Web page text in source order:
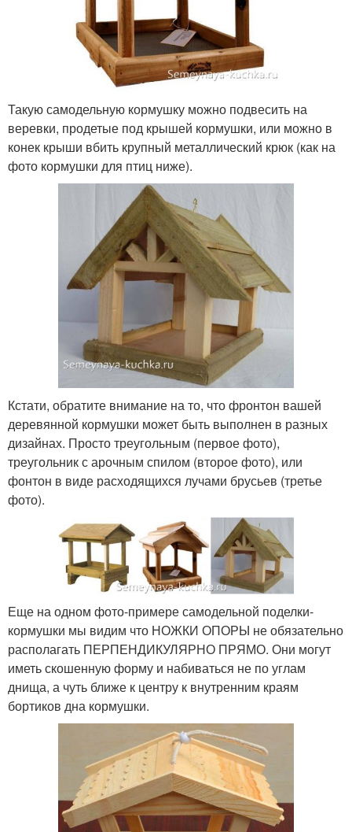
Такую самодельную кормушку можно подвесить на
веревки, продетые под крышей кормушки, или можно в
конек крыши вбить крупный металлический крюк (как на
фото кормушки для птиц ниже).
Кстати, обратите внимание на то, что фронтон вашей
деревянной кормушки может быть выполнен в разных
дизайнах. Просто треугольным (первое фото),
треугольник с арочным спилом (второе фото), или
фонтон в виде расходящихся лучами брусьев (третье
фото).
Еще на одном фото-примере самодельной поделки-
кормушки мы видим что НОЖКИ ОПОРЫ не обязательно
располагать ПЕРПЕНДИКУЛЯРНО ПРЯМО. Они могут
иметь скошенную форму и набиваться не по углам
днища, а чуть ближе к центру к внутренним краям
бортиков дна кормушки.